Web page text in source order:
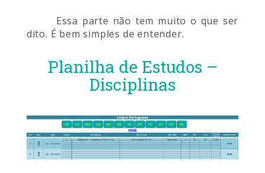
Essa parte não tem muito o que ser
dito. É bem simples de entender.
Planilha de Estudos –
Disciplinas